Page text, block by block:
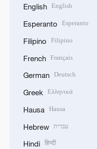
English English
Esperanto Esperanto
Filipino Filipino
French Français
German Deutsch
Greek Ελληνικά
Hausa Hausa
Hebrew עברית
Hindi हिन्दी